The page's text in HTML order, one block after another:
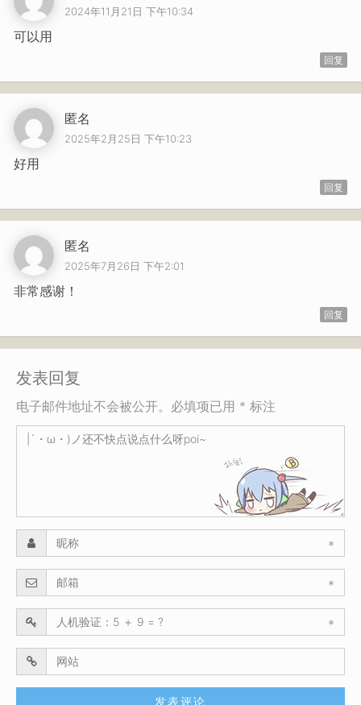
2024年11月21日 下午10:34
可以用
回复
匿名
2025年2月25日 下午10:23
好用
回复
匿名
2025年7月26日 下午2:01
非常感谢！
回复
发表回复
电子邮件地址不会被公开。必填项已用 * 标注
*
*
*